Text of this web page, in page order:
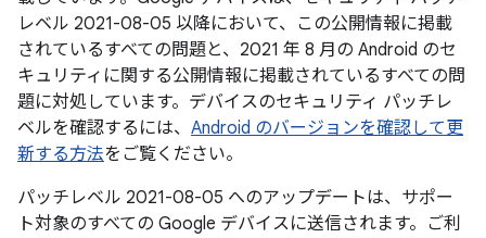
レベル 2021-08-05 以降において、この公開情報に掲載
されているすべての問題と、2021 年 8 月の Android のセ
キュリティに関する公開情報に掲載されているすべての問
題に対処しています。デバイスのセキュリティ パッチレ
ベルを確認するには、 Android のバージョンを確認して更
新する方法をご覧ください。
パッチレベル 2021-08-05 へのアップデートは、サポー
ト対象のすべての Google デバイスに送信されます。ご利